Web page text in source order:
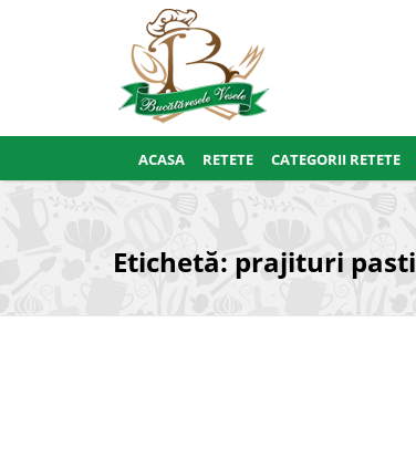
ACASA RETETE CATEGORII RETETE
Etichetă: prajituri pasti